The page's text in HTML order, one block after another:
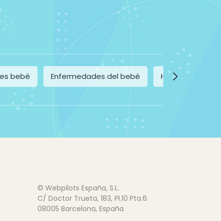
bebé Enfermedades del bebé Habitación del
© Webpilots España, S.L.
C/ Doctor Trueta, 183, Pl.10 Pta.6
08005 Barcelona, España